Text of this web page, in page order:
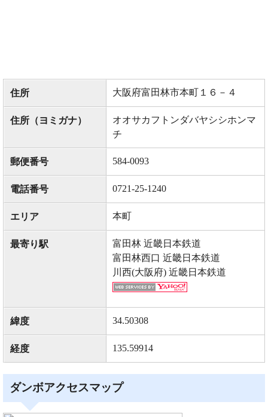
住所 大阪府富田林市本町１６－４
住所（ヨミガナ）
オオサカフトンダバヤシシホンマ
チ
郵便番号 584-0093
電話番号 0721-25-1240
エリア 本町
最寄り駅
富田林 近畿日本鉄道
富田林西口 近畿日本鉄道
川西(大阪府) 近畿日本鉄道
緯度 34.50308
経度 135.59914
ダンボアクセスマップ